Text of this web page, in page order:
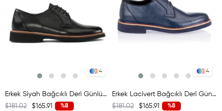
4
Erkek Siyah Bağcıklı Deri Günlük Ayakkabı
%8
$165.91
$181.02
4
Erkek Lacivert Bağcıklı Deri Günlük Ayakkabı
%8
$165.91
$181.02